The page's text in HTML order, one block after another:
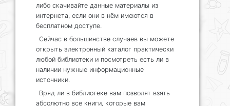
либо скачивайте данные материалы из
интернета, если они в нём имеются в
бесплатном доступе.
Сейчас в большинстве случаев вы можете
открыть электронный каталог практически
любой библиотеки и посмотреть есть ли в
наличии нужные информационные
источники.
Вряд ли в библиотеке вам позволят взять
абсолютно все книги, которые вам